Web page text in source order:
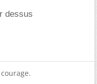
dessus